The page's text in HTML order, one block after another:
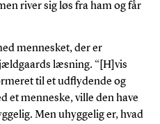
river sig løs fra ham og får
mennesket, der er
læsning. “[H]vis
til et udflydende og
et menneske, ville den have
Men uhyggelig er, hvad